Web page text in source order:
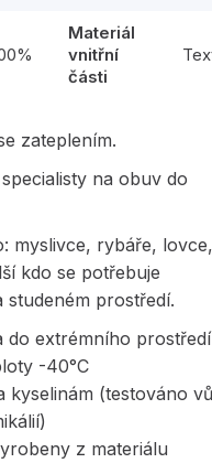
Materiál
vnitřní
části
zateplením.
na obuv do
myslivce, rybáře, lovce,
kdo se potřebuje
prostředí.
do extrémního prostředí
-40°C
kyselinám (testováno
z materiálu